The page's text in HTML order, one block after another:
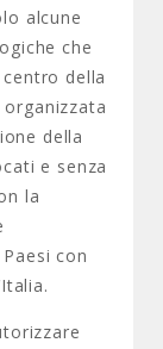
alcune
che
della
della
e senza
la
con